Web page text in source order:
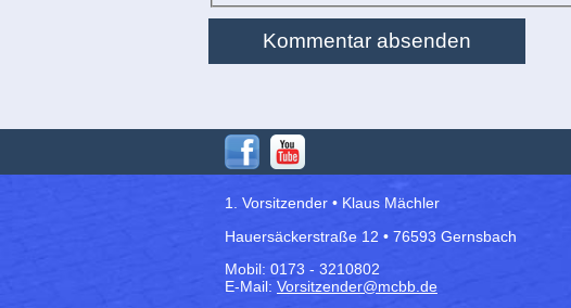
Kommentar absenden
1. Vorsitzender • Klaus Mächler
Hauersäckerstraße 12 • 76593 Gernsbach
Mobil: 0173 - 3210802
E-Mail: Vorsitzender@mcbb.de